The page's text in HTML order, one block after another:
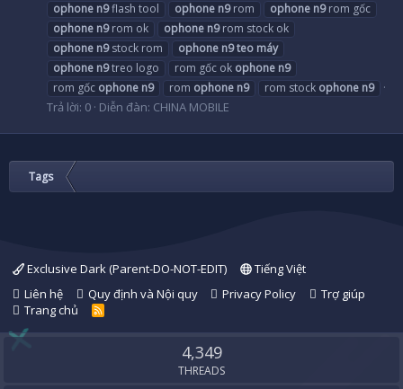
ophone n9flash tool ophone n9rom ophone n9rom gốc
ophone n9rom ok ophone n9rom stock ok
ophone n9stock rom ophone n9teo máy
ophone n9treo logo rom gốc ok ophone n9
rom gốc ophone n9 rom ophone n9 rom stock ophone n9
Trả lời: 0 Diễn đàn: CHINA MOBILE
Tags
Exclusive Dark (Parent-DO-NOT-EDIT)
Tiếng Việt
Liên hệ
Quy định và Nội quy Privacy Policy
Trợ giúp
Trang chủ
R
S
4,349
THREADS